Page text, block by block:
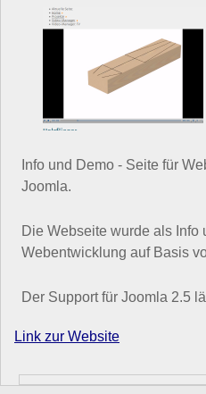
Info und Demo - Seite für
Joomla.
Die Webseite wurde als Info
Webentwicklung auf Basis
Der Support für Joomla 2.5
Link zur Website